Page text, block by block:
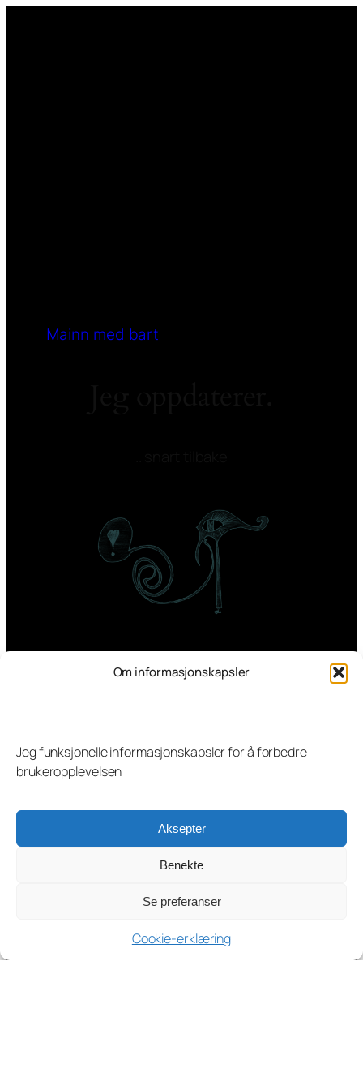
Om informasjonskapsler
Jeg funksjonelle informasjonskapsler for å forbedre
brukeropplevelsen
Aksepter
Benekte
Se preferanser
Cookie-erklæring
Mainn med bart